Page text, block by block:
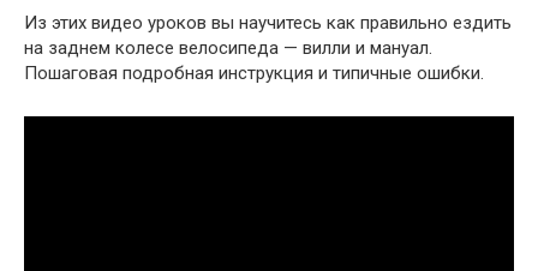
Из этих видео уроков вы научитесь как правильно ездить
на заднем колесе велосипеда — вилли и мануал.
Пошаговая подробная инструкция и типичные ошибки.